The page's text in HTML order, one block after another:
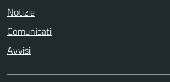
Notizie
Comunicati
Avvisi